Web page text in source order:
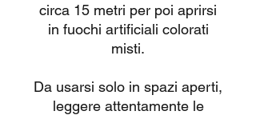
circa 15 metri per poi aprirsi
in fuochi artificiali colorati
misti.
Da usarsi solo in spazi aperti,
leggere attentamente le